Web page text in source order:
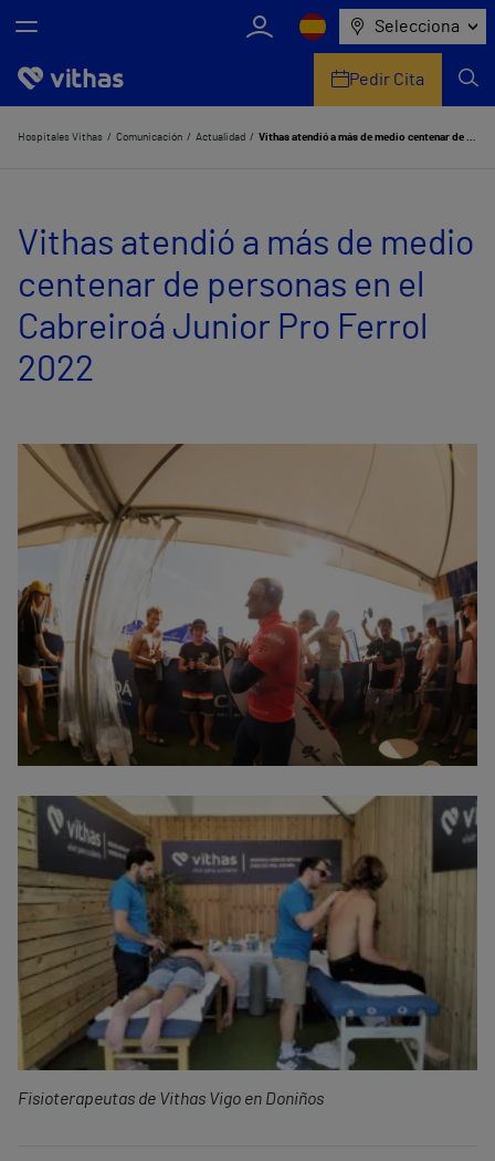
Selecciona
Nosotros
Servicios de salud
Equipo médico y asistencial
Pedir Cita
Hospitales Vithas Comunicación Actualidad Vithas atendió a más de medio centenar de personas en el Cabreiroá Junior Pro Ferrol 2022
Vithas atendió a más de medio
centenar de personas en el
Cabreiroá Junior Pro Ferrol
2022
Fisioterapeutas de Vithas Vigo en Doniños